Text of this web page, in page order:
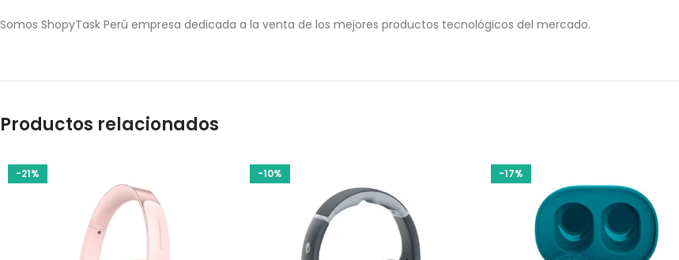
Somos ShopyTask Perú empresa dedicada a la venta de los mejores productos tecnológicos del mercado.
Productos relacionados
-21% -10% -17%